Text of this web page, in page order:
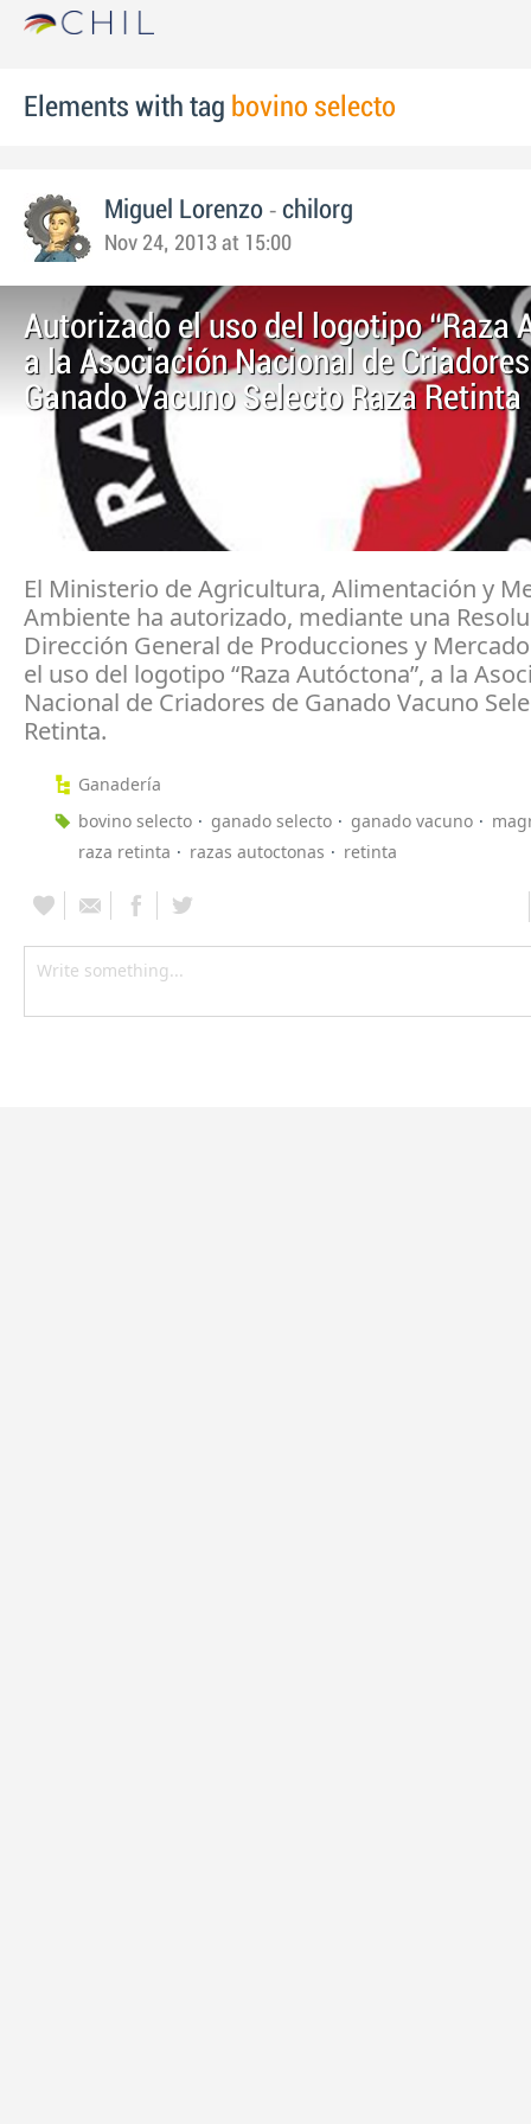
Elements with tag bovino selecto
Miguel Lorenzo - chilorg
Nov 24, 2013 at 15:00
Autorizado el uso del logotipo “Raza
a la Asociación Nacional de
Ganado Vacuno Selecto Raza Retinta
El Ministerio de Agricultura, Alimentación y
Ambiente ha autorizado, mediante una
Dirección General de Producciones y
el uso del logotipo “Raza Autóctona”, a la
Nacional de Criadores de Ganado Vacuno
Retinta.
Ganadería
bovino selecto
ganado selecto ganado vacuno
raza retinta
razas autoctonas retinta